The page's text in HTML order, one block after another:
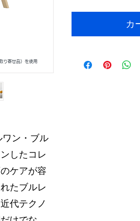
ン・ブル
したコレ
ケアが容
たブルレ
代テクノ
カ